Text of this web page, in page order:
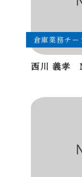
倉庫業務チー
西川 義孝